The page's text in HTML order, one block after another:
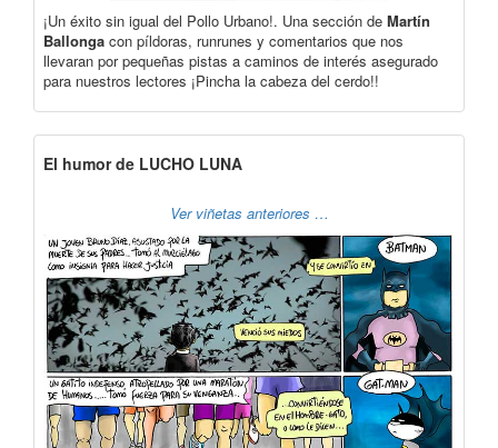
¡Un éxito sin igual del Pollo Urbano!. Una sección de Martín
Ballonga con píldoras, runrunes y comentarios que nos
llevaran por pequeñas pistas a caminos de interés asegurado
para nuestros lectores ¡Pincha la cabeza del cerdo!!
El humor de LUCHO LUNA
Ver viñetas anteriores …